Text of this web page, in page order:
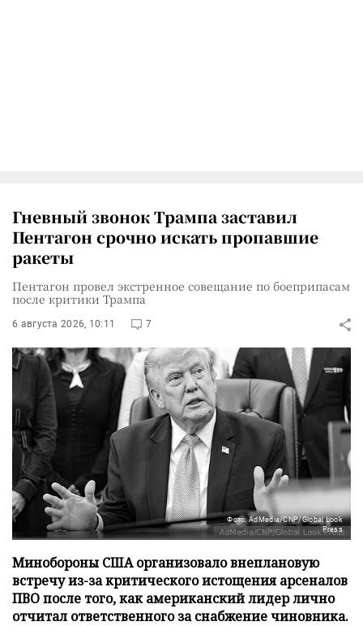
Гневный звонок Трампа заставил
Пентагон срочно искать пропавшие
ракеты
Пентагон провел экстренное совещание по боеприпасам
после критики Трампа
6 августа 2026, 10:11 7
Фото: AdMedia/CNP/Global Look
Press
Минобороны США организовало внеплановую
встречу из-за критического истощения арсеналов
ПВО после того, как американский лидер лично
отчитал ответственного за снабжение чиновника.